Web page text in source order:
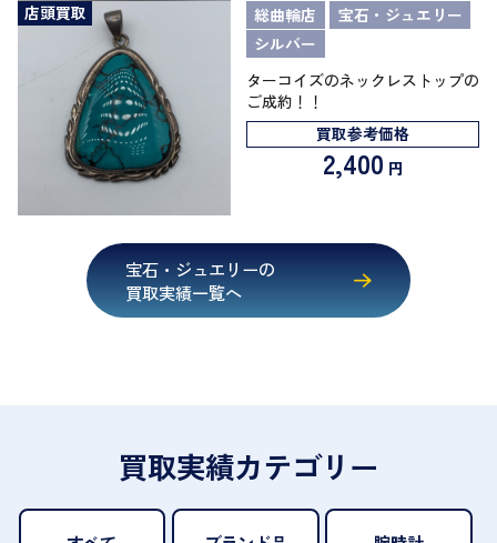
店頭買取 総曲輪店
宝石・ジュエリー
シルバー
ターコイズのネックレストップの
ご成約！！
買取参考価格
2,400 円
宝石・ジュエリーの
買取実績一覧へ
買取実績カテゴリー